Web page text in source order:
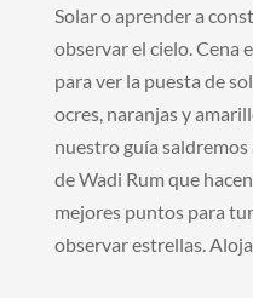
Solar o aprender a
observar el cielo. Cena
para ver la puesta de
ocres, naranjas y
nuestro guía
de Wadi Rum que
mejores puntos para
observar estrellas.